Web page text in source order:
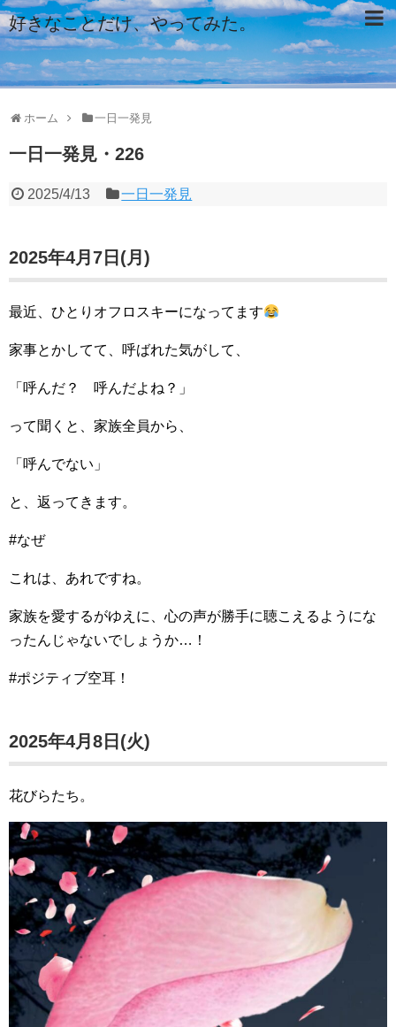
好きなことだけ、やってみた。
ホーム 一日一発見
一日一発見・226
2025/4/13 一日一発見
2025年4月7日(月)
最近、ひとりオフロスキーになってます
家事とかしてて、呼ばれた気がして、
「呼んだ？ 呼んだよね？」
って聞くと、家族全員から、
「呼んでない」
と、返ってきます。
#なぜ
これは、あれですね。
家族を愛するがゆえに、心の声が勝手に聴こえるようにな
ったんじゃないでしょうか…！
#ポジティブ空耳！
2025年4月8日(火)
花びらたち。